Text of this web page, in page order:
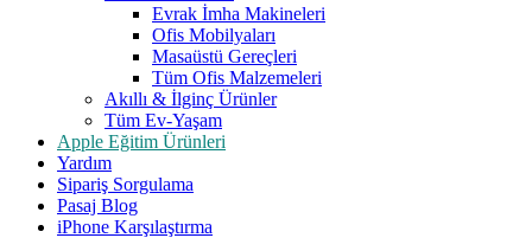
Evrak İmha Makineleri
Ofis Mobilyaları
Masaüstü Gereçleri
Tüm Ofis Malzemeleri
Akıllı & İlginç Ürünler
Tüm Ev-Yaşam
Apple Eğitim Ürünleri
Yardım
Sipariş Sorgulama
Pasaj Blog
iPhone Karşılaştırma